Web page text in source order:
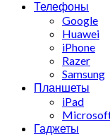
Телефоны
Google
Huawei
iPhone
Razer
Samsung
Планшеты
iPad
Гаджеты